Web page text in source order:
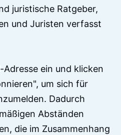
juristische Ratgeber,
und Juristen verfasst
ein und klicken
um sich für
Dadurch
Abständen
die im Zusammenhang